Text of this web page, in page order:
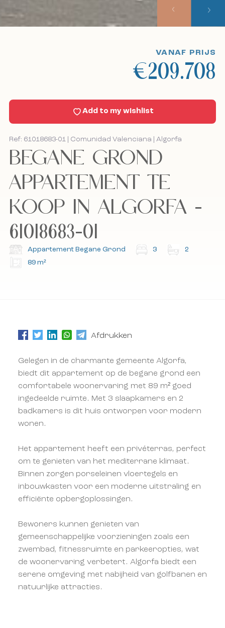
Sell With Us
Nieuws
Contact
Bel mij terug
Ik accepteer het cookiebeleid, het privacybeleid
Abonneer u op onze nieuwsbrief.
Bel mij terug
Ik accepteer het cookiebeleid, het privacybeleid
Abonneer u op onze nieuwsbrief.
Ref: 61018683-01 | Comunidad Valenciana | Algorfa
BEGANE GROND
APPARTEMENT TE
KOOP IN ALGORFA -
61018683-01
Appartement Begane Grond 3
2
89 m²
VANAF PRIJS
€209.708
Add to my wishlist
Afdrukken
Gelegen in de charmante gemeente Algorfa,
biedt dit appartement op de begane grond een
comfortabele woonervaring met 89 m² goed
ingedeelde ruimte. Met 3 slaapkamers en 2
badkamers is dit huis ontworpen voor modern
wonen.
Het appartement heeft een privéterras, perfect
om te genieten van het mediterrane klimaat.
Binnen zorgen porseleinen vloertegels en
inbouwkasten voor een moderne uitstraling en
efficiënte opbergoplossingen.
Bewoners kunnen genieten van
gemeenschappelijke voorzieningen zoals een
zwembad, fitnessruimte en parkeeropties, wat
de woonervaring verbetert. Algorfa biedt een
serene omgeving met nabijheid van golfbanen en
natuurlijke attracties.